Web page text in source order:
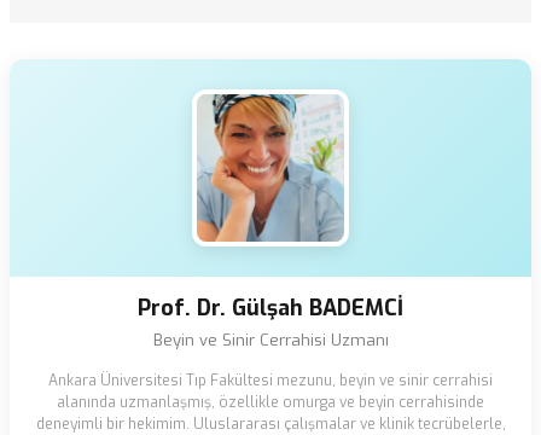
Prof. Dr. Gülşah BADEMCİ
Beyin ve Sinir Cerrahisi Uzmanı
Ankara Üniversitesi Tıp Fakültesi mezunu, beyin ve sinir cerrahisi
alanında uzmanlaşmış, özellikle omurga ve beyin cerrahisinde
deneyimli bir hekimim. Uluslararası çalışmalar ve klinik tecrübelerle,